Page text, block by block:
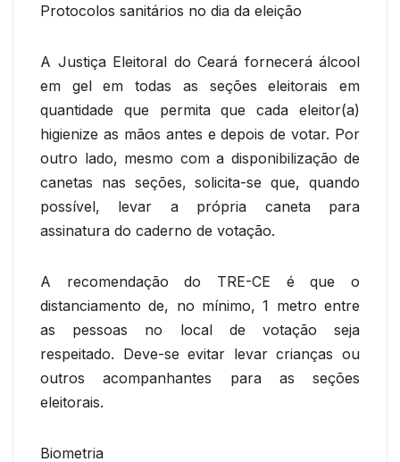
Protocolos sanitários no dia da eleição
A Justiça Eleitoral do Ceará fornecerá álcool
em gel em todas as seções eleitorais em
quantidade que permita que cada eleitor(a)
higienize as mãos antes e depois de votar. Por
outro lado, mesmo com a disponibilização de
canetas nas seções, solicita-se que, quando
possível, levar a própria caneta para
assinatura do caderno de votação.
A recomendação do TRE-CE é que o
distanciamento de, no mínimo, 1 metro entre
as pessoas no local de votação seja
respeitado. Deve-se evitar levar crianças ou
outros acompanhantes para as seções
eleitorais.
Biometria